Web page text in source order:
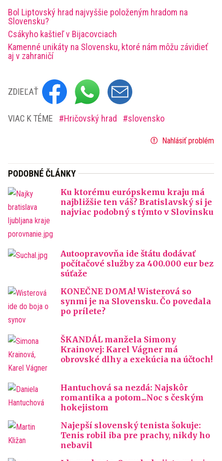
Bol Liptovský hrad najvyššie položeným hradom na
Slovensku?
Csákyho kaštieľ v Bijacovciach
Kamenné unikáty na Slovensku, ktoré nám môžu závidieť
aj v zahraničí
ZDIEĽAŤ
VIAC K TÉME Hričovský hrad slovensko
Nahlásiť problém
PODOBNÉ ČLÁNKY
Ku ktorému európskemu kraju má
najbližšie ten váš? Bratislavský si je
najviac podobný s týmto v Slovinsku
Autoopravovňa ide štátu dodávať
počítačové služby za 400.000 eur bez
súťaže
KONEČNE DOMA! Wisterová so
synmi je na Slovensku. Čo povedala
po prílete?
ŠKANDÁL manžela Simony
Krainovej: Karel Vágner má
obrovské dlhy a exekúcia na účtoch!
Hantuchová sa nezdá: Najskôr
romantika a potom...Noc s českým
hokejistom
Najepší slovenský tenista šokuje:
Tenis robil iba pre prachy, nikdy ho
nebavil